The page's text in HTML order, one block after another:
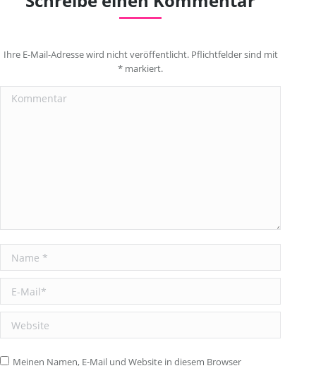
Ihre E-Mail-Adresse wird nicht veröffentlicht. Pflichtfelder sind mit
* markiert.
Kommentar
Name *
E-Mail *
Website
Meinen Namen, E-Mail und Website in diesem Browser